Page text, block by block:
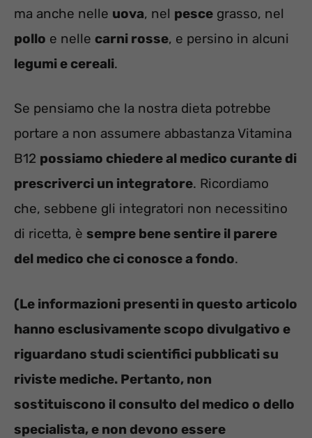
ma anche nelle uova, nel pesce grasso, nel
pollo e nelle carni rosse, e persino in alcuni
legumi e cereali.
Se pensiamo che la nostra dieta potrebbe
portare a non assumere abbastanza Vitamina
B12 possiamo chiedere al medico curante di
prescriverci un integratore. Ricordiamo
che, sebbene gli integratori non necessitino
di ricetta, è sempre bene sentire il parere
del medico che ci conosce a fondo.
(Le informazioni presenti in questo articolo
hanno esclusivamente scopo divulgativo e
riguardano studi scientifici pubblicati su
riviste mediche. Pertanto, non
sostituiscono il consulto del medico o dello
specialista, e non devono essere